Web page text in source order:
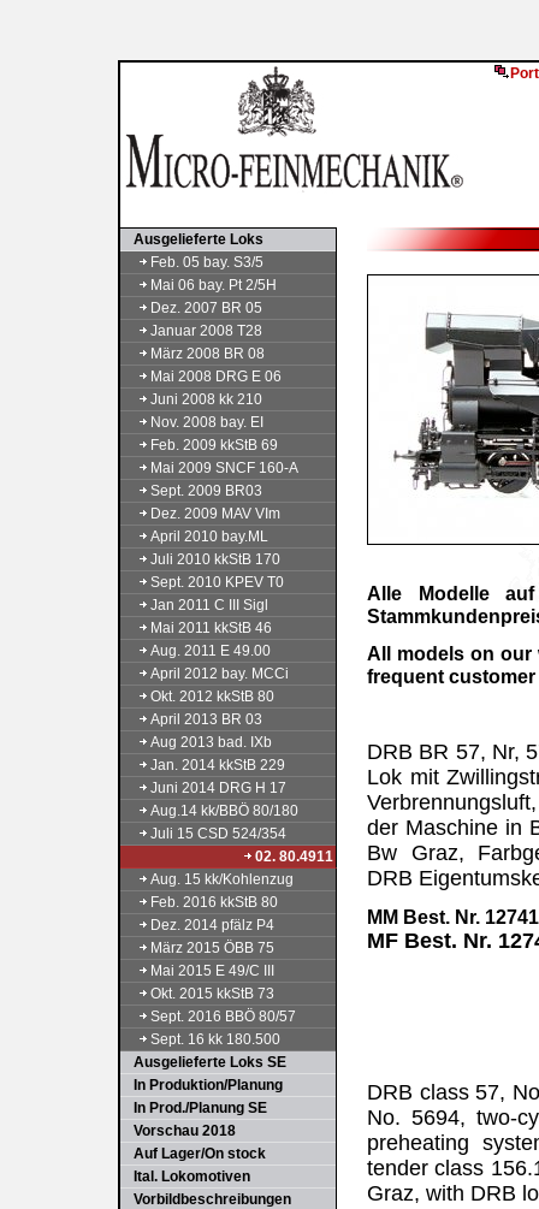
Ausgelieferte Loks
Feb. 05 bay. S3/5
Mai 06 bay. Pt 2/5H
Dez. 2007 BR 05
Januar 2008 T28
März 2008 BR 08
Mai 2008 DRG E 06
Juni 2008 kk 210
Nov. 2008 bay. EI
Feb. 2009 kkStB 69
Mai 2009 SNCF 160-A
Sept. 2009 BR03
Dez. 2009 MAV VIm
April 2010 bay.ML
Juli 2010 kkStB 170
Sept. 2010 KPEV T0
Jan 2011 C III Sigl
Mai 2011 kkStB 46
Aug. 2011 E 49.00
April 2012 bay. MCCi
Okt. 2012 kkStB 80
April 2013 BR 03
Aug 2013 bad. IXb
Jan. 2014 kkStB 229
Juni 2014 DRG H 17
Aug.14 kk/BBÖ 80/180
Juli 15 CSD 524/354
02. 80.4911
Aug. 15 kk/Kohlenzug
Feb. 2016 kkStB 80
Dez. 2014 pfälz P4
März 2015 ÖBB 75
Mai 2015 E 49/C III
Okt. 2015 kkStB 73
Sept. 2016 BBÖ 80/57
Sept. 16 kk 180.500
Ausgelieferte Loks SE
In Produktion/Planung
In Prod./Planung SE
Vorschau 2018
Auf Lager/On stock
Ital. Lokomotiven
Vorbildbeschreibungen
Alle Modelle
All models on our
frequent
DRB BR 57, Nr,
Lok mit
der Maschine in
Bw Graz,
DRB
MM Best. Nr.
MF Best. Nr.
DRB class 57,
No. 5694, two-
preheating
tender class
Graz, with DRB